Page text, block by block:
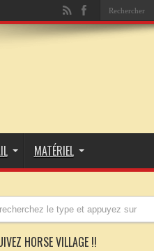
MATÉRIEL
HORSE VILLAGE !!